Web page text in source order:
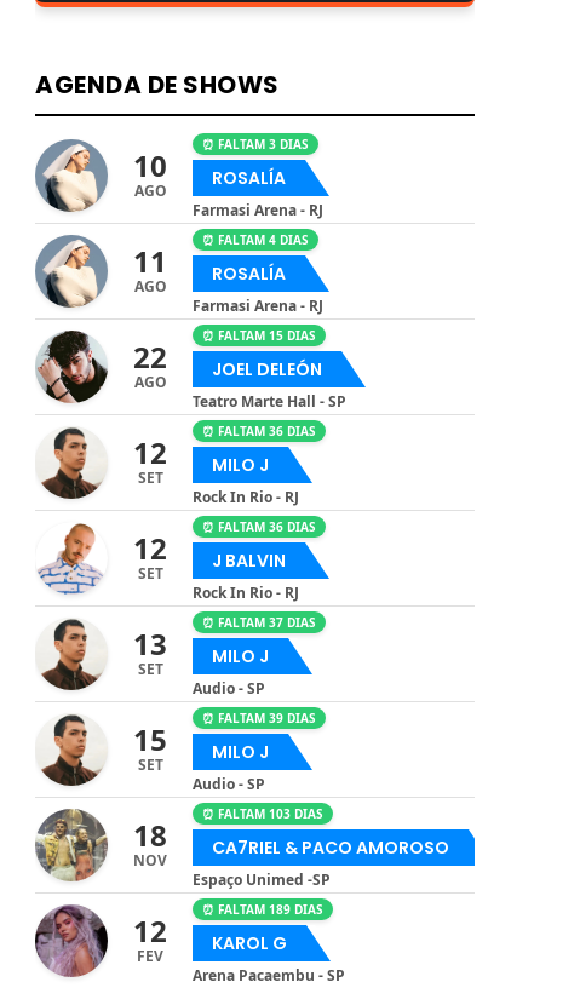
AGENDA DE SHOWS
10
AGO
⏰ FALTAM 3 DIAS
ROSALÍA
Farmasi Arena - RJ
11
AGO
⏰ FALTAM 4 DIAS
ROSALÍA
Farmasi Arena - RJ
22
AGO
⏰ FALTAM 15 DIAS
JOEL DELEÓN
Teatro Marte Hall - SP
12
SET
⏰ FALTAM 36 DIAS
MILO J
Rock In Rio - RJ
12
SET
⏰ FALTAM 36 DIAS
J BALVIN
Rock In Rio - RJ
13
SET
⏰ FALTAM 37 DIAS
MILO J
Audio - SP
15
SET
⏰ FALTAM 39 DIAS
MILO J
Audio - SP
18
NOV
⏰ FALTAM 103 DIAS
CA7RIEL & PACO AMOROSO
Espaço Unimed -SP
12
FEV
⏰ FALTAM 189 DIAS
KAROL G
Arena Pacaembu - SP